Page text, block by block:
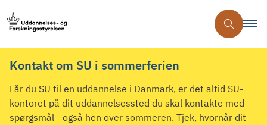
Kontakt om SU i sommerferien
Får du SU til en uddannelse i Danmark, er det altid SU-
kontoret på dit uddannelsessted du skal kontakte med
spørgsmål - også hen over sommeren. Tjek, hvornår dit